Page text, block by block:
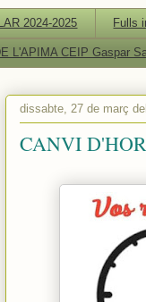
2024-2025 Fulls
L'APIMA CEIP Gaspar
dissabte, 27 de març
CANVI